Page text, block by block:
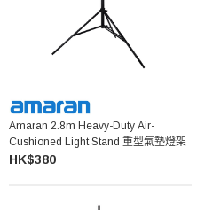
Amaran 2.8m Heavy-Duty Air-
Cushioned Light Stand 重型氣墊燈架
HK$380